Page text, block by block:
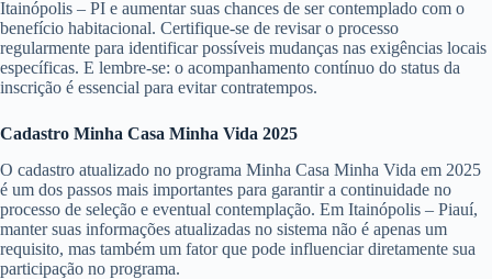
Itainópolis – PI e aumentar suas chances de ser contemplado com o
benefício habitacional. Certifique-se de revisar o processo
regularmente para identificar possíveis mudanças nas exigências locais
específicas. E lembre-se: o acompanhamento contínuo do status da
inscrição é essencial para evitar contratempos.
Cadastro Minha Casa Minha Vida 2025
O cadastro atualizado no programa Minha Casa Minha Vida em 2025
é um dos passos mais importantes para garantir a continuidade no
processo de seleção e eventual contemplação. Em Itainópolis – Piauí,
manter suas informações atualizadas no sistema não é apenas um
requisito, mas também um fator que pode influenciar diretamente sua
participação no programa.